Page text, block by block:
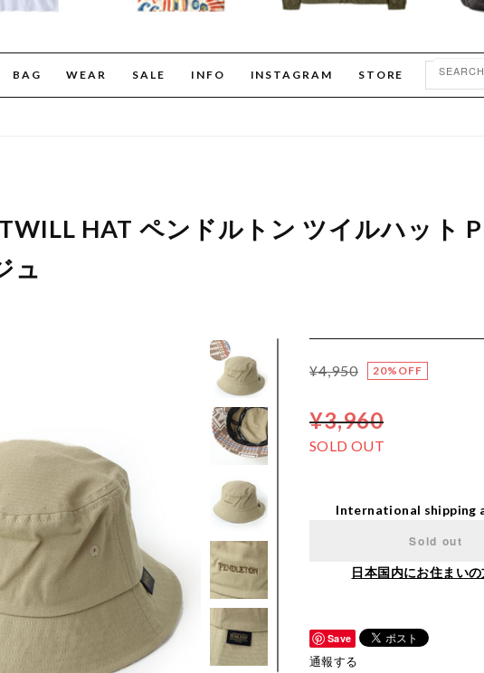
BAG WEAR SALE INFO INSTAGRAM STORE
HAT ペンドルトン ツイルハット
ュ
¥4,950 20%OFF
¥3,960
SOLD OUT
International shipping
Sold out
日本国内にお住まい
Save
通報する